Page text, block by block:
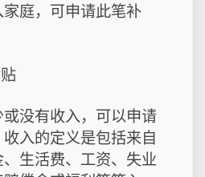
庭，可申请此笔补
没有收入，可以申请
入的定义是包括来自
生活费、工资、失业